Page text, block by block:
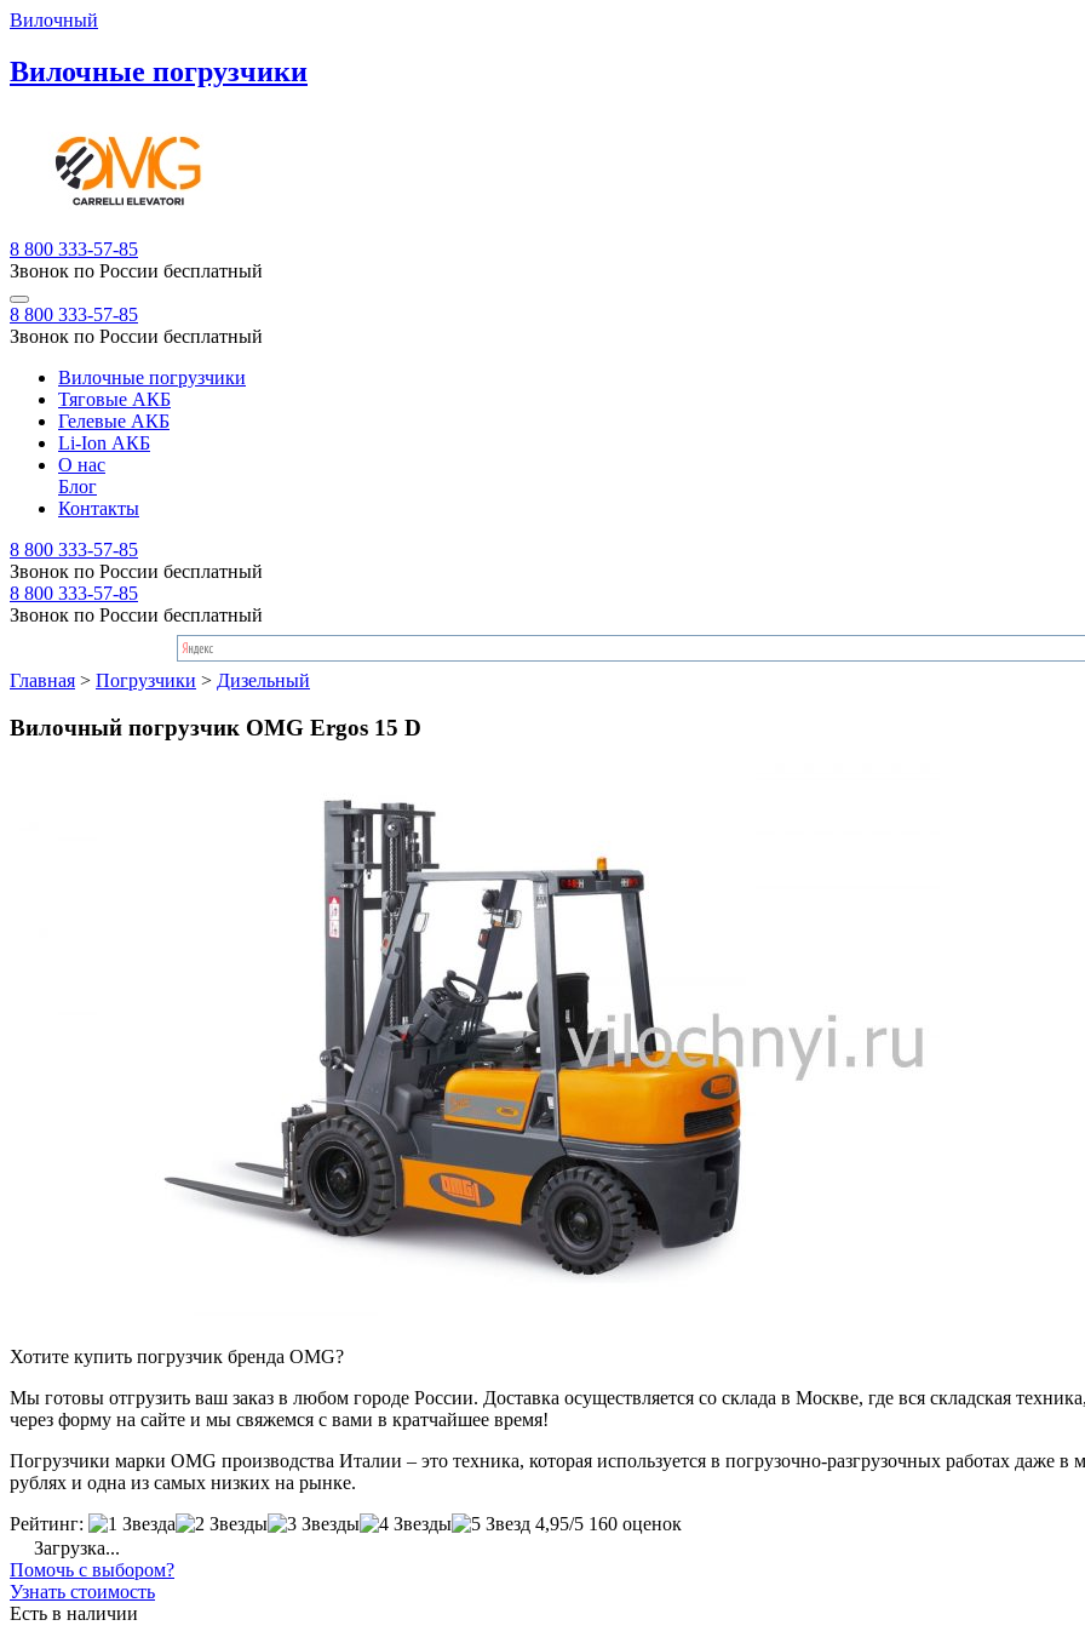
Вилочный
Вилочные погрузчики
8 800 333-57-85
Звонок по России бесплатный
8 800 333-57-85
Звонок по России бесплатный
Вилочные погрузчики
Тяговые АКБ
Гелевые АКБ
Li-Ion АКБ
О нас
Блог
Контакты
8 800 333-57-85
Звонок по России бесплатный
8 800 333-57-85
Звонок по России бесплатный
Главная > Погрузчики > Дизельный
Вилочный погрузчик OMG Ergos 15 D
Хотите купить погрузчик бренда OMG?
Мы готовы отгрузить ваш заказ в любом городе России. Доставка осуществляется со склада в Москве, где вся складская
через форму на сайте и мы свяжемся с вами в кратчайшее время!
Погрузчики марки OMG производства Италии – это техника, которая используется в погрузочно-разгрузочных работах даже
рублях и одна из самых низких на рынке.
Рейтинг:
4,95/5 160 оценок
Загрузка...
Помочь с выбором?
Узнать стоимость
Есть в наличии